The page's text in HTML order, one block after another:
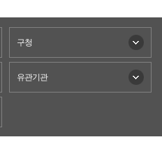
구청
유관기관